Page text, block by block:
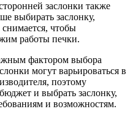
заслонки также
выбирать заслонку,
снимается, чтобы
работы печки.
фактором выбора
могут варьироваться в
поэтому
и выбрать заслонку,
и возможностям.